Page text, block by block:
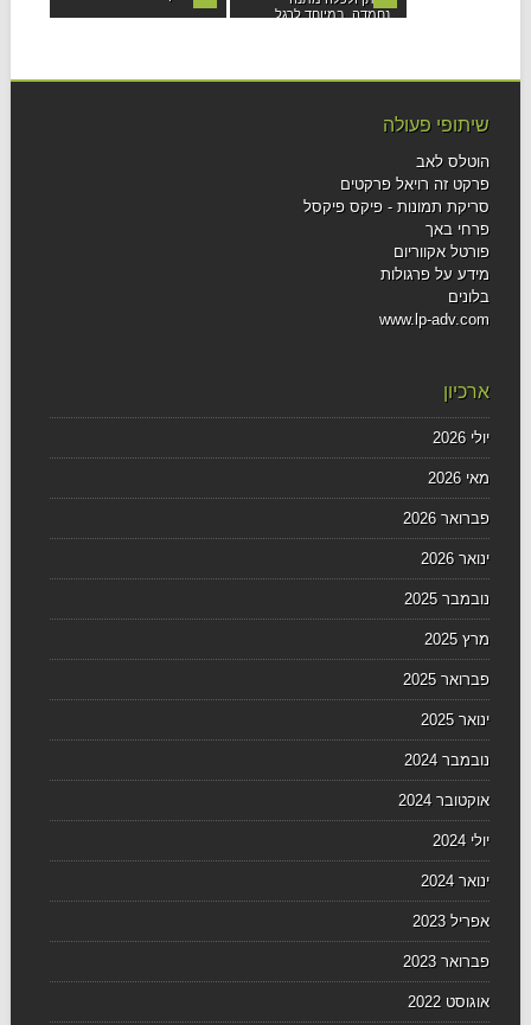
נחמדה, במיוחד לרגל
שיתופי פעולה
הוטלס לאב
פרקט זה רויאל פרקטים
סריקת תמונות - פיקס פיקסל
פרחי באך
פורטל אקווריום
מידע על פרגולות
בלונים
www.lp-adv.com
ארכיון
יולי 2026
מאי 2026
פברואר 2026
ינואר 2026
נובמבר 2025
מרץ 2025
פברואר 2025
ינואר 2025
נובמבר 2024
אוקטובר 2024
יולי 2024
ינואר 2024
אפריל 2023
פברואר 2023
אוגוסט 2022